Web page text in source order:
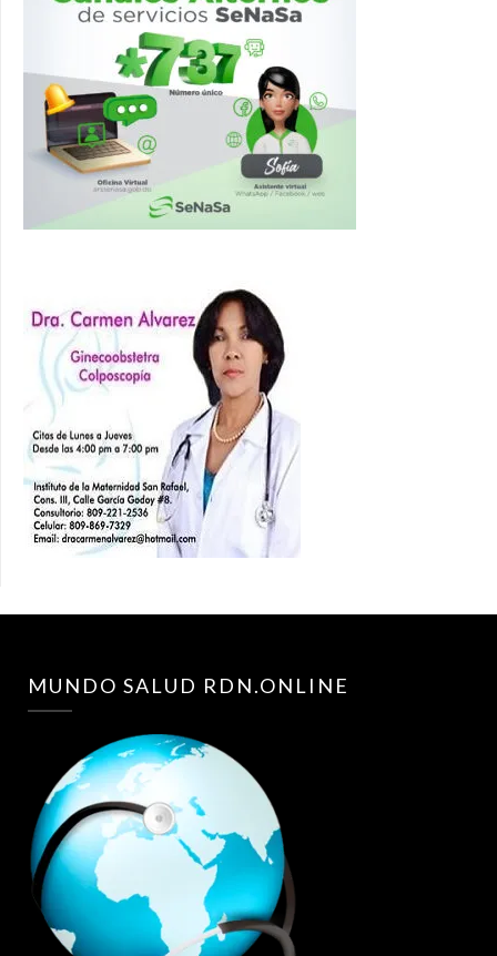
MUNDO SALUD RDN.ONLINE